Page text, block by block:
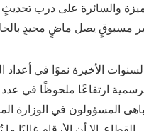
والسائرة على درب
مسبوقٍ يصل ماضٍ مجيدٍ
الأخيرة نموًا في أعداد
ارتفاعًا ملحوظًا في عدد
كما يتباهى المسؤولون في الوزارة